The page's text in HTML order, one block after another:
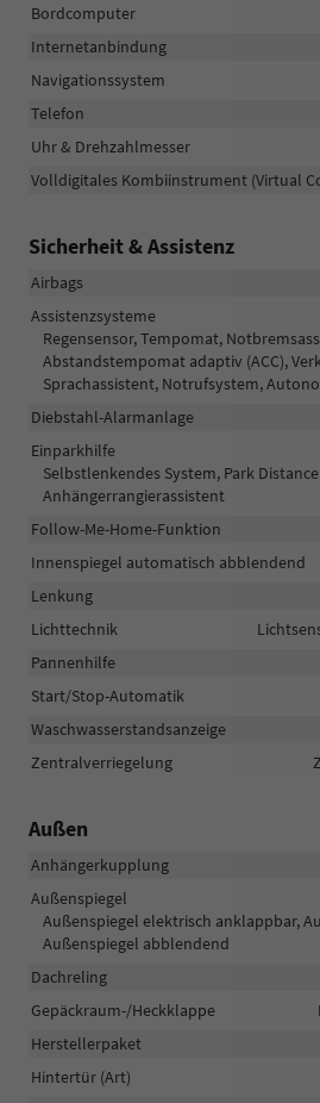
Bordcomputer
Internetanbindung
Navigationssystem
Telefon
Uhr & Drehzahlmesser
Volldigitales Kombiinstrument (Virtual
Sicherheit & Assistenz
Airbags
Assistenzsysteme
Regensensor, Tempomat,
Abstandstempomat adaptiv (ACC),
Sprachassistent, Notrufsystem,
Diebstahl-Alarmanlage
Einparkhilfe
Selbstlenkendes System, Park
Anhängerrangierassistent
Follow-Me-Home-Funktion
Innenspiegel automatisch abblendend
Lenkung
Lichttechnik
Pannenhilfe
Start/Stop-Automatik
Waschwasserstandsanzeige
Zentralverriegelung
Außen
Anhängerkupplung
Außenspiegel
Außenspiegel elektrisch anklappbar,
Außenspiegel abblendend
Dachreling
Gepäckraum-/Heckklappe
Herstellerpaket
Hintertür (Art)